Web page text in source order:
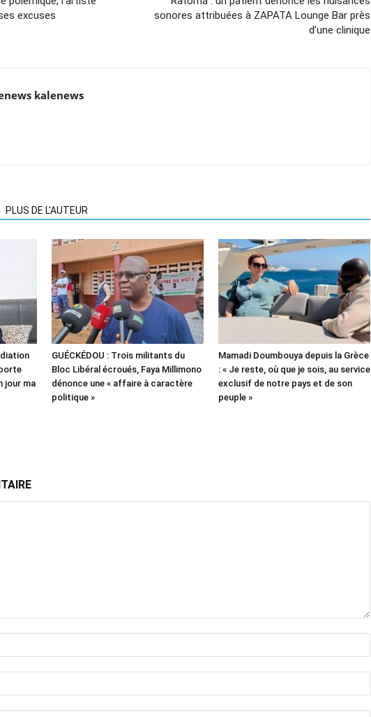
excuses
sonores attribuées à ZAPATA Lounge Bar près
d’une clinique
kalenews
PLUS DE L'AUTEUR
jour ma
GUÉCKÉDOU : Trois militants du
Bloc Libéral écroués, Faya Millimono
dénonce une « affaire à caractère
politique »
Mamadi Doumbouya depuis la Grèce
: « Je reste, où que je sois, au service
exclusif de notre pays et de son
peuple »